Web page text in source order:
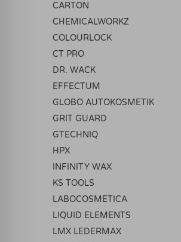
CARTON
CHEMICALWORKZ
COLOURLOCK
CT PRO
DR. WACK
EFFECTUM
GLOBO AUTOKOSMETIK
GRIT GUARD
GTECHNIQ
HPX
INFINITY WAX
KS TOOLS
LABOCOSMETICA
LIQUID ELEMENTS
LMX LEDERMAX